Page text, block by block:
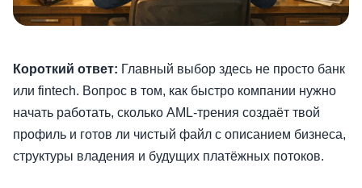
Короткий ответ: Главный выбор здесь не просто банк
или fintech. Вопрос в том, как быстро компании нужно
начать работать, сколько AML-трения создаёт твой
профиль и готов ли чистый файл с описанием бизнеса,
структуры владения и будущих платёжных потоков.